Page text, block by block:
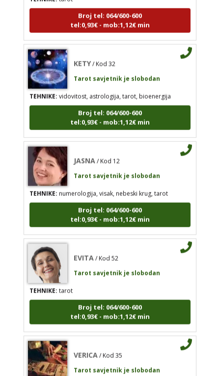
Broj tel: 064/600-600
tel:0,93€ - mob:1,12€ min
KETY / Kod 32
Tarot savjetnik je slobodan
TEHNIKE:vidovitost, astrologija, tarot, bioenergija
Broj tel: 064/600-600
tel:0,93€ - mob:1,12€ min
JASNA / Kod 12
TEHNIKE:numerologija, visak, nebeski krug, tarot
Broj tel: 064/600-600
tel:0,93€ - mob:1,12€ min
EVITA/ Kod 52
tarot
Broj tel: 064/600-600
tel:0,93€ - mob:1,12€ min
tel:0,93€ - mob:1,12€ min
Tarot savjetnik je slobodan
TEHNIKE:vidovitost, astrologija, tarot, bioenergija
Broj tel: 064/600-600
tel:0,93€ - mob:1,12€ min
Tarot savjetnik je slobodan
TEHNIKE:numerologija, visak, nebeski krug, tarot
Broj tel: 064/600-600
tel:0,93€ - mob:1,12€ min
Tarot savjetnik je slobodan
TEHNIKE:tarot
tel:0,93€ - mob:1,12€ min
Tarot savjetnik je slobodan